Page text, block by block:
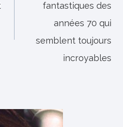
fantastiques des
années 70 qui
semblent toujours
incroyables